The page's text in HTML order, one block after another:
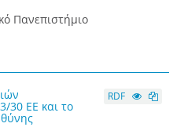
Πανεπιστήμιο
30 ΕΕ και το
RDF